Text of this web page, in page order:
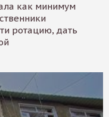
как минимум
ротацию, дать